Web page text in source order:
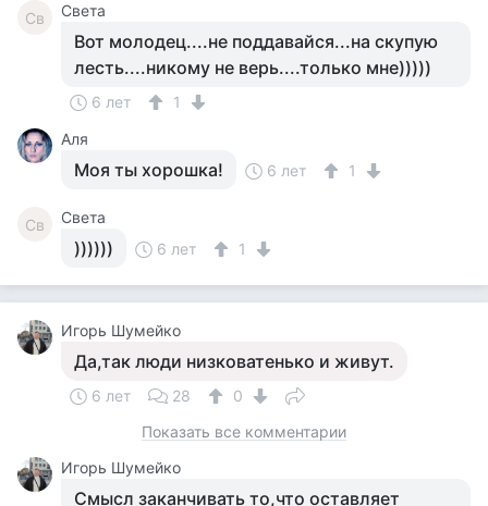
Св Света
Вот молодец....не поддавайся...на скупую
лесть....никому не верь....только мне)))))
6 лет
1
Аля
Моя ты хорошка! 6 лет 1
Св Света
)))))) 6 лет 1
Игорь Шумейко
Да,так люди низковатенько и живут.
6 лет 28
0
Показать все комментарии
Игорь Шумейко
Смысл заканчивать то,что оставляет